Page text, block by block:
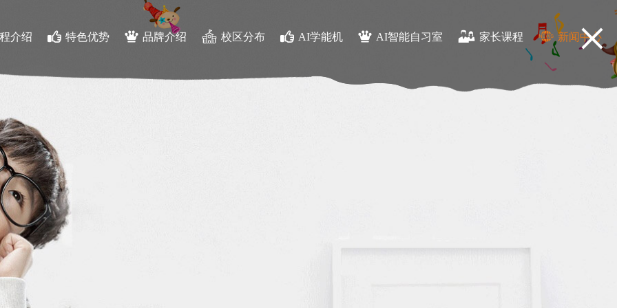
介绍 特色优势 品牌介绍 校区分布 AI学能机 AI智能自习室 家长课程 新闻中心